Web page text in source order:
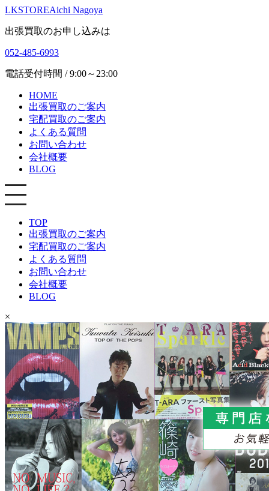
LKSTOREAichi Nagoya
出張買取のお申し込みは
052-485-6993
電話受付時間 / 9:00～23:00
HOME
出張買取のご案内
宅配買取のご案内
よくある質問
お問い合わせ
会社概要
BLOG
TOP
出張買取のご案内
宅配買取のご案内
よくある質問
お問い合わせ
会社概要
BLOG
×